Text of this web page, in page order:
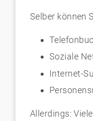
Selber können
Soziale
Internet-
Allerdings: